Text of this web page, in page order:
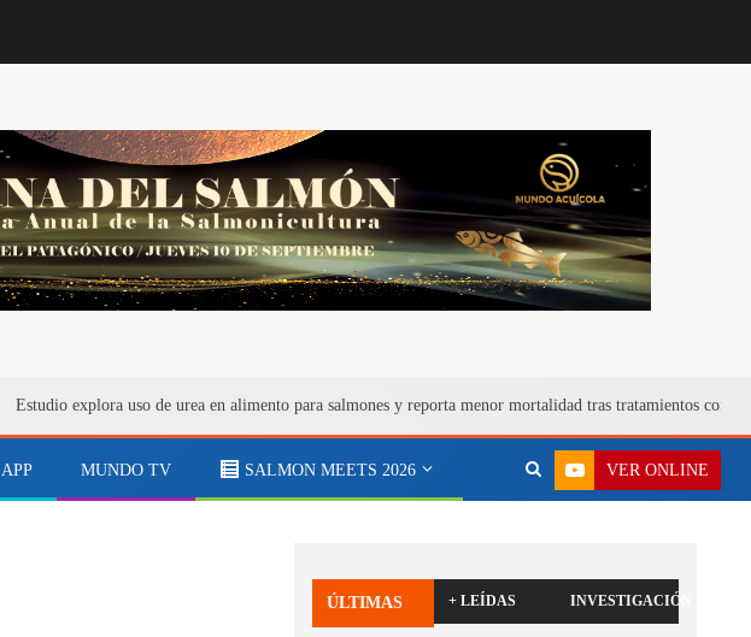
Estudio explora uso de urea en alimento para salmones y reporta menor mortalidad tras tratamientos
APP MUNDO TV SALMON MEETS 2026 VER ONLINE
ÚLTIMAS + LEÍDAS INVESTIGACIÓN